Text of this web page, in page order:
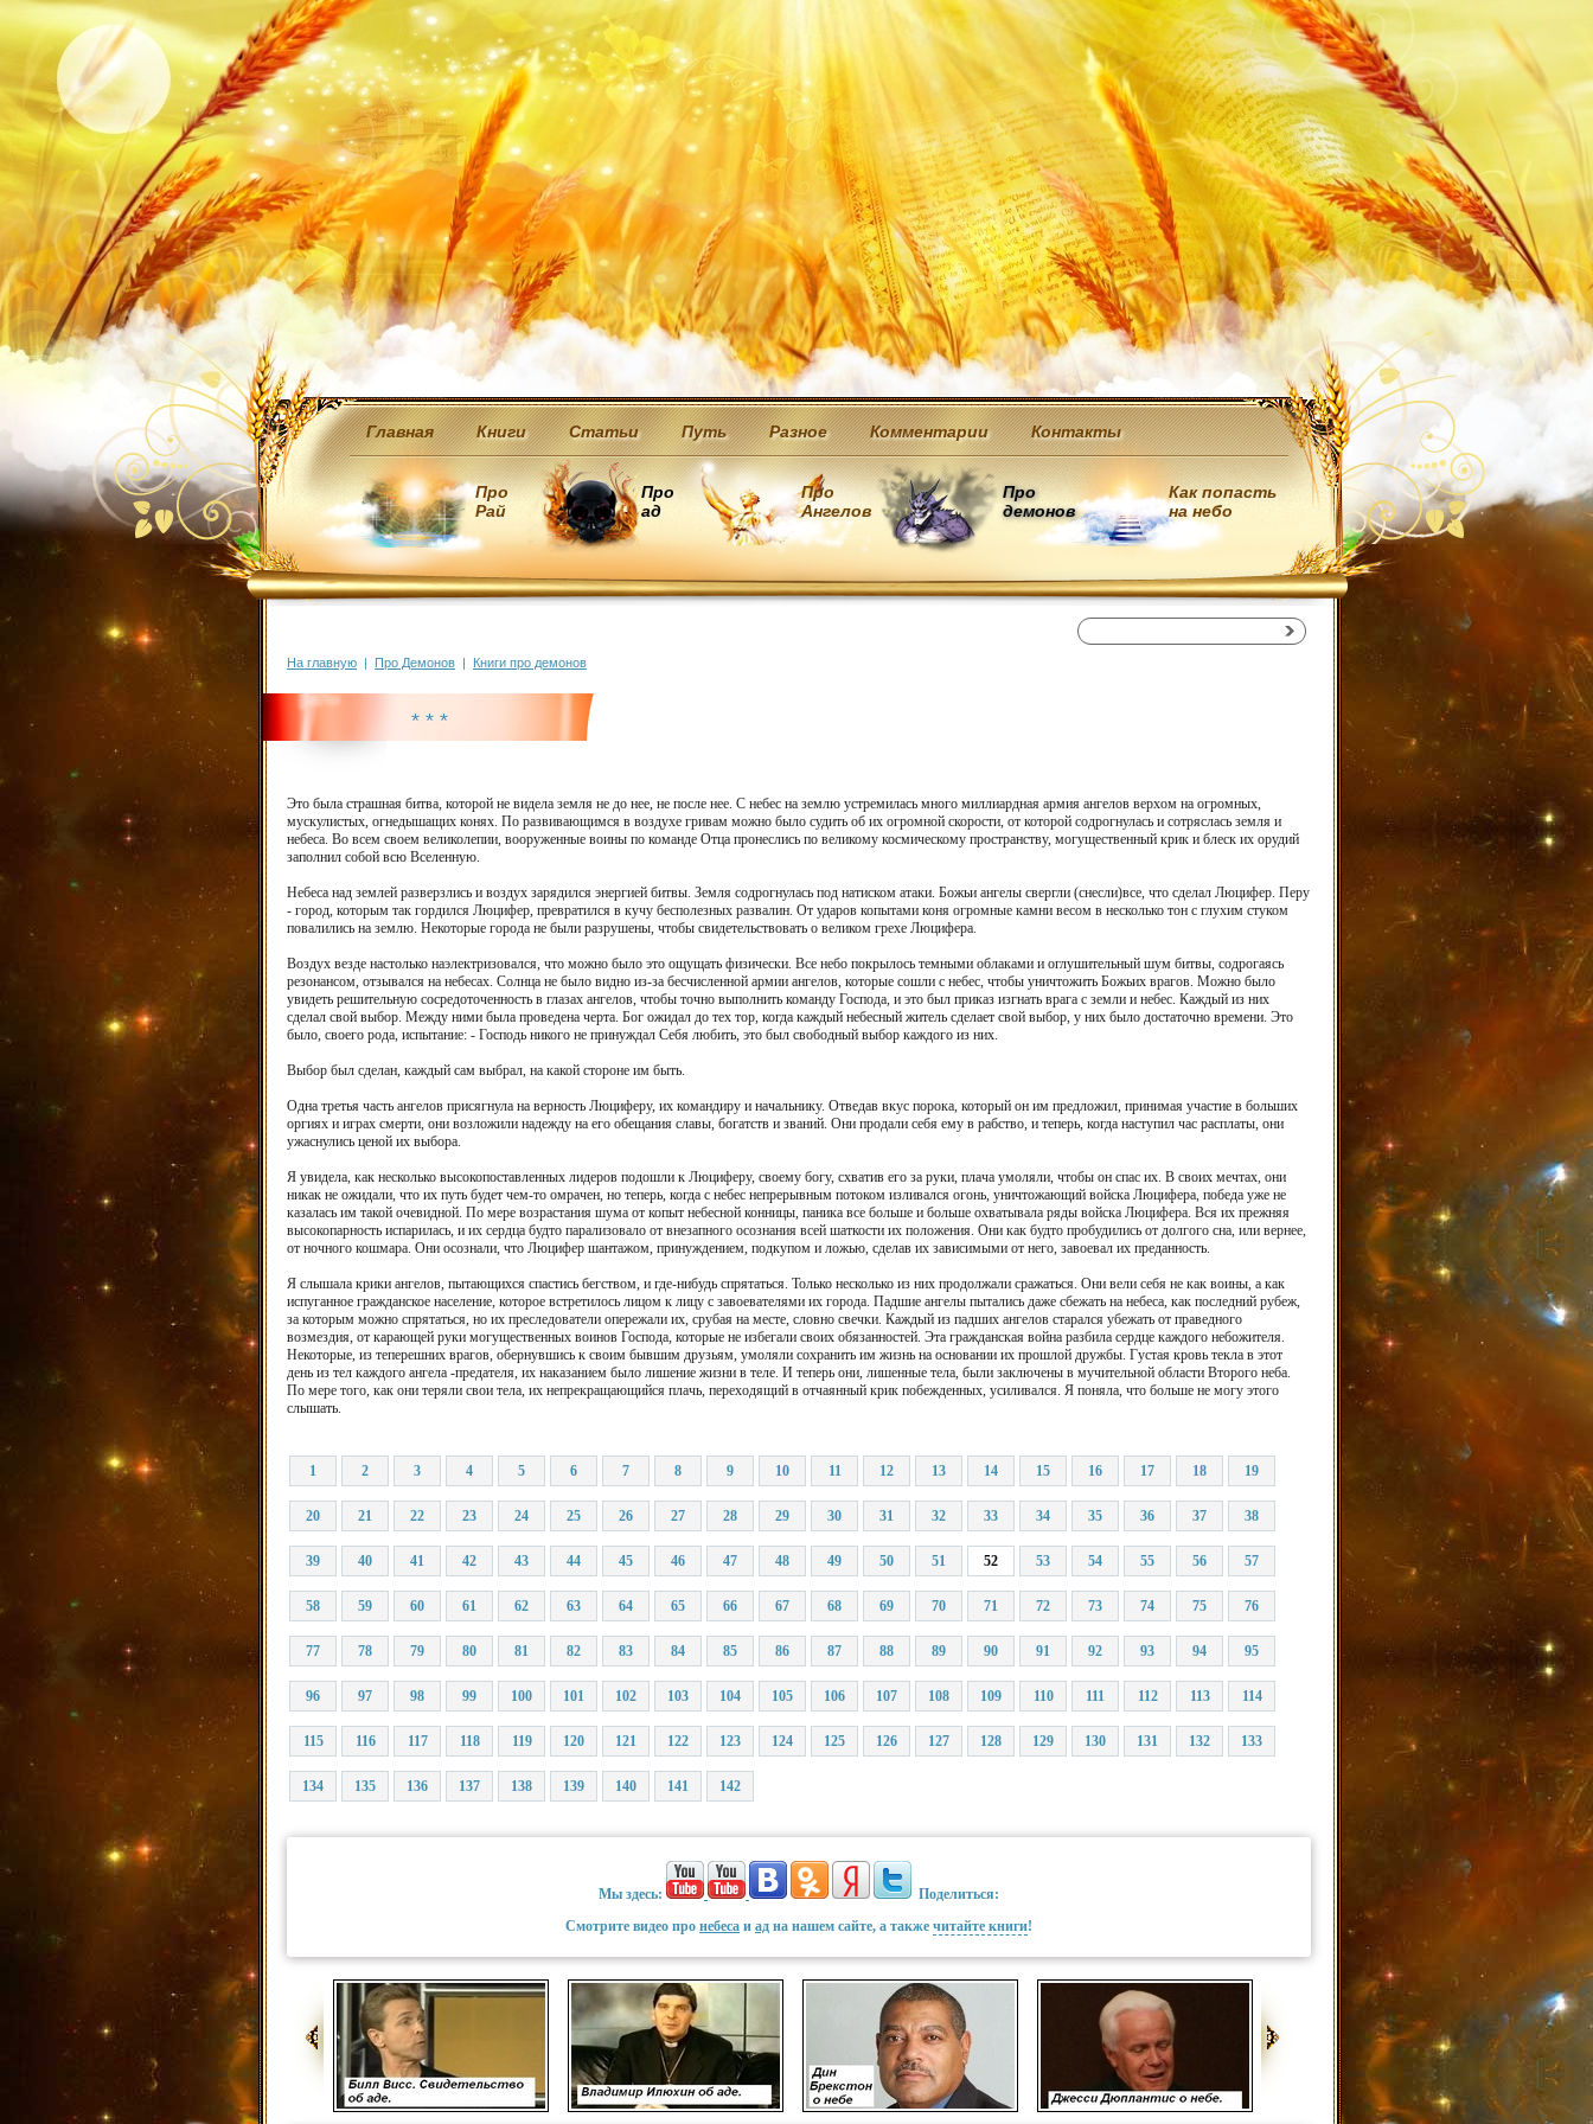
Главная Книги Статьи Путь Разное Комментарии Контакты
Про
Рай
Про
ад
Про
Ангелов
Про
демонов
Как попасть
на небо
На главную | Про Демонов | Книги про демонов
* * *
Это была страшная битва, которой не видела земля не до нее, не после нее. С небес на землю устремилась много миллиардная армия ангелов верхом на огромных,
мускулистых, огнедышащих конях. По развивающимся в воздухе гривам можно было судить об их огромной скорости, от которой содрогнулась и сотряслась земля и
небеса. Во всем своем великолепии, вооруженные воины по команде Отца пронеслись по великому космическому пространству, могущественный крик и блеск их орудий
заполнил собой всю Вселенную.
Небеса над землей разверзлись и воздух зарядился энергией битвы. Земля содрогнулась под натиском атаки. Божьи ангелы свергли (снесли)все, что сделал Люцифер. Перу
- город, которым так гордился Люцифер, превратился в кучу бесполезных развалин. От ударов копытами коня огромные камни весом в несколько тон с глухим стуком
повалились на землю. Некоторые города не были разрушены, чтобы свидетельствовать о великом грехе Люцифера.
Воздух везде настолько наэлектризовался, что можно было это ощущать физически. Все небо покрылось темными облаками и оглушительный шум битвы, содрогаясь
резонансом, отзывался на небесах. Солнца не было видно из-за бесчисленной армии ангелов, которые сошли с небес, чтобы уничтожить Божьих врагов. Можно было
увидеть решительную сосредоточенность в глазах ангелов, чтобы точно выполнить команду Господа, и это был приказ изгнать врага с земли и небес. Каждый из них
сделал свой выбор. Между ними была проведена черта. Бог ожидал до тех тор, когда каждый небесный житель сделает свой выбор, у них было достаточно времени. Это
было, своего рода, испытание: - Господь никого не принуждал Себя любить, это был свободный выбор каждого из них.
Выбор был сделан, каждый сам выбрал, на какой стороне им быть.
Одна третья часть ангелов присягнула на верность Люциферу, их командиру и начальнику. Отведав вкус порока, который он им предложил, принимая участие в больших
оргиях и играх смерти, они возложили надежду на его обещания славы, богатств и званий. Они продали себя ему в рабство, и теперь, когда наступил час расплаты, они
ужаснулись ценой их выбора.
Я увидела, как несколько высокопоставленных лидеров подошли к Люциферу, своему богу, схватив его за руки, плача умоляли, чтобы он спас их. В своих мечтах, они
никак не ожидали, что их путь будет чем-то омрачен, но теперь, когда с небес непрерывным потоком изливался огонь, уничтожающий войска Люцифера, победа уже не
казалась им такой очевидной. По мере возрастания шума от копыт небесной конницы, паника все больше и больше охватывала ряды войска Люцифера. Вся их прежняя
высокопарность испарилась, и их сердца будто парализовало от внезапного осознания всей шаткости их положения. Они как будто пробудились от долгого сна, или вернее,
от ночного кошмара. Они осознали, что Люцифер шантажом, принуждением, подкупом и ложью, сделав их зависимыми от него, завоевал их преданность.
Я слышала крики ангелов, пытающихся спастись бегством, и где-нибудь спрятаться. Только несколько из них продолжали сражаться. Они вели себя не как воины, а как
испуганное гражданское население, которое встретилось лицом к лицу с завоевателями их города. Падшие ангелы пытались даже сбежать на небеса, как последний рубеж,
за которым можно спрятаться, но их преследователи опережали их, срубая на месте, словно свечки. Каждый из падших ангелов старался убежать от праведного
возмездия, от карающей руки могущественных воинов Господа, которые не избегали своих обязанностей. Эта гражданская война разбила сердце каждого небожителя.
Некоторые, из теперешних врагов, обернувшись к своим бывшим друзьям, умоляли сохранить им жизнь на основании их прошлой дружбы. Густая кровь текла в этот
день из тел каждого ангела -предателя, их наказанием было лишение жизни в теле. И теперь они, лишенные тела, были заключены в мучительной области Второго неба.
По мере того, как они теряли свои тела, их непрекращающийся плачь, переходящий в отчаянный крик побежденных, усиливался. Я поняла, что больше не могу этого
слышать.
1 2 3 4 5 6 7 8 9 10 11 12 13 14 15 16 17 18 19
20 21 22 23 24 25 26 27 28 29 30 31 32 33 34 35 36 37 38
39 40 41 42 43 44 45 46 47 48 49 50 51 52 53 54 55 56 57
58 59 60 61 62 63 64 65 66 67 68 69 70 71 72 73 74 75 76
77 78 79 80 81 82 83 84 85 86 87 88 89 90 91 92 93 94 95
96 97 98 99 100 101 102 103 104 105 106 107 108 109 110 111 112 113 114
115 116 117 118 119 120 121 122 123 124 125 126 127 128 129 130 131 132 133
134 135 136 137 138 139 140 141 142
Мы здесь:
Поделиться:
Смотрите видео про небеса и ад на нашем сайте, а также читайте книги!